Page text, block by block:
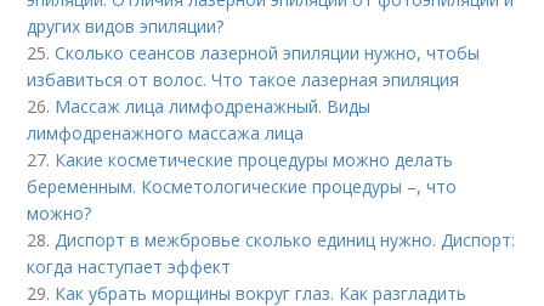
других видов эпиляции?
25.Сколько сеансов лазерной эпиляции нужно, чтобы
избавиться от волос. Что такое лазерная эпиляция
26. Массаж лица лимфодренажный. Виды
лимфодренажного массажа лица
27. Какие косметические процедуры можно делать
беременным. Косметологические процедуры –, что
можно?
28. Диспорт в межбровье сколько единиц нужно. Диспорт:
когда наступает эффект
29. Как убрать морщины вокруг глаз. Как разгладить